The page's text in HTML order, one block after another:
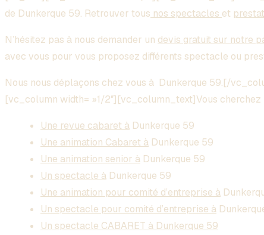
de Dunkerque 59. Retrouver tous nos spectacles et
N’hésitez pas à nous demander un devis gratuit sur notre
avec vous pour vous proposez différents spectacle ou
Nous nous déplaçons chez vous à Dunkerque 59.[/
[vc_column width= »1/2″][vc_column_text]Vous cherchez
Une revue cabaret à Dunkerque 59
Une animation Cabaret à Dunkerque 59
Une animation senior à Dunkerque 59
Un spectacle à Dunkerque 59
Une animation pour comité d’entreprise à
Un spectacle pour comité d’entreprise à
Un spectacle CABARET à Dunkerque 59